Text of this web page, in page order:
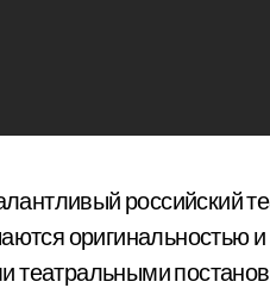
российский
оригинальностью
театральными